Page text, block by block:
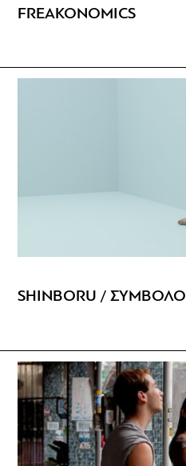
FREAKONOMICS
SHINBORU / ΣΥΜΒΟΛΟ